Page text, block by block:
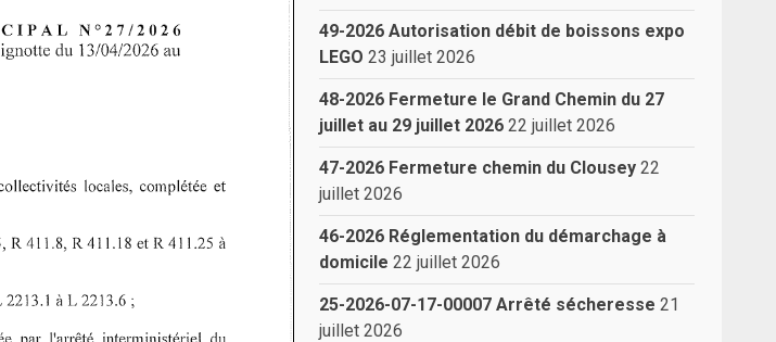
49-2026 Autorisation débit de boissons expo
LEGO 23 juillet 2026
48-2026 Fermeture le Grand Chemin du 27
juillet au 29 juillet 2026 22 juillet 2026
47-2026 Fermeture chemin du Clousey 22
juillet 2026
46-2026 Réglementation du démarchage à
domicile 22 juillet 2026
25-2026-07-17-00007 Arrêté sécheresse 21
juillet 2026